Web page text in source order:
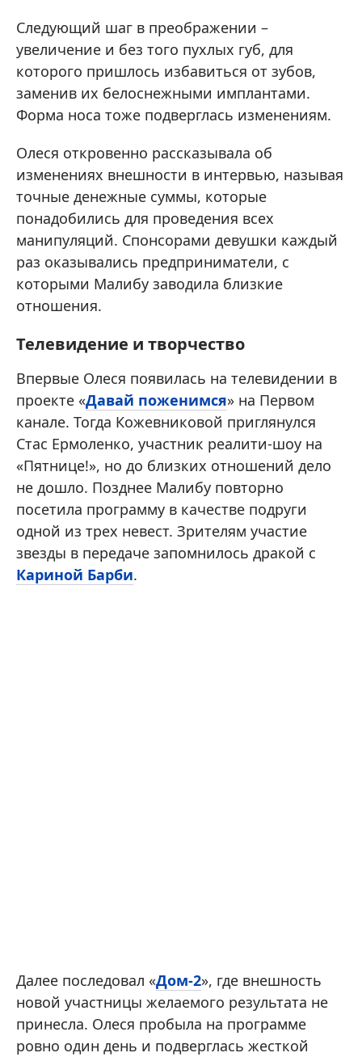
Следующий шаг в преображении –
увеличение и без того пухлых губ, для
которого пришлось избавиться от зубов,
заменив их белоснежными имплантами.
Форма носа тоже подверглась изменениям.
Олеся откровенно рассказывала об
изменениях внешности в интервью, называя
точные денежные суммы, которые
понадобились для проведения всех
манипуляций. Спонсорами девушки каждый
раз оказывались предприниматели, с
которыми Малибу заводила близкие
отношения.
Телевидение и творчество
Впервые Олеся появилась на телевидении в
проекте «Давай поженимся» на Первом
канале. Тогда Кожевниковой приглянулся
Стас Ермоленко, участник реалити-шоу на
«Пятнице!», но до близких отношений дело
не дошло. Позднее Малибу повторно
посетила программу в качестве подруги
одной из трех невест. Зрителям участие
звезды в передаче запомнилось дракой с
Кариной Барби.
Далее последовал «Дом-2», где внешность
новой участницы желаемого результата не
принесла. Олеся пробыла на программе
ровно один день и подверглась жесткой